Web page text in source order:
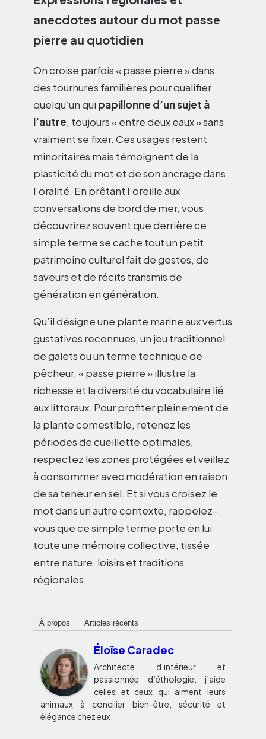
anecdotes autour du mot passe
pierre au quotidien
On croise parfois « passe pierre » dans
des tournures familières pour qualifier
quelqu’un qui papillonne d’un sujet à
l’autre, toujours « entre deux eaux » sans
vraiment se fixer. Ces usages restent
minoritaires mais témoignent de la
plasticité du mot et de son ancrage dans
l’oralité. En prêtant l’oreille aux
conversations de bord de mer, vous
découvrirez souvent que derrière ce
simple terme se cache tout un petit
patrimoine culturel fait de gestes, de
saveurs et de récits transmis de
génération en génération.
Qu’il désigne une plante marine aux vertus
gustatives reconnues, un jeu traditionnel
de galets ou un terme technique de
pêcheur, « passe pierre » illustre la
richesse et la diversité du vocabulaire lié
aux littoraux. Pour profiter pleinement de
la plante comestible, retenez les
périodes de cueillette optimales,
respectez les zones protégées et veillez
à consommer avec modération en raison
de sa teneur en sel. Et si vous croisez le
mot dans un autre contexte, rappelez-
vous que ce simple terme porte en lui
toute une mémoire collective, tissée
entre nature, loisirs et traditions
régionales.
À propos Articles récents
Éloïse Caradec
Architecte d’intérieur et
passionnée d’éthologie, j’aide
celles et ceux qui aiment leurs
animaux à concilier bien-être, sécurité et
élégance chez eux.